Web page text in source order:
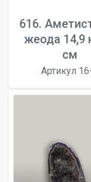
616.
жеода 14,9
см
Артикул